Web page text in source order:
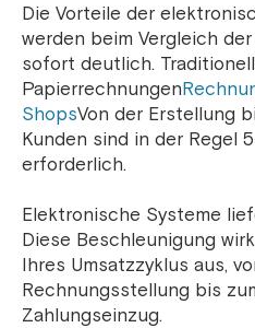
Die Vorteile der
werden beim Vergleich
sofort deutlich.
Papierrechnungen
ShopsVon der Erstellung
Kunden sind in der Regel
erforderlich.
Elektronische Systeme
Diese Beschleunigung
Ihres Umsatzzyklus aus,
Rechnungsstellung bis
Zahlungseinzug.